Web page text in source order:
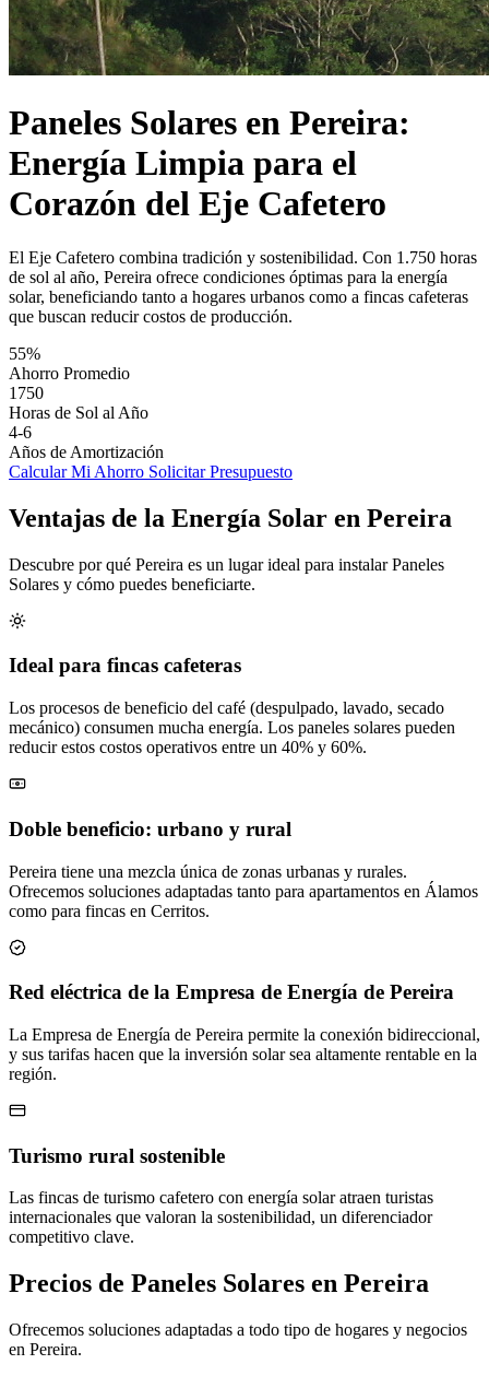
Paneles Solares en Pereira:
Energía Limpia para el
Corazón del Eje Cafetero
El Eje Cafetero combina tradición y sostenibilidad. Con 1.750 horas
de sol al año, Pereira ofrece condiciones óptimas para la energía
solar, beneficiando tanto a hogares urbanos como a fincas cafeteras
que buscan reducir costos de producción.
55%
Ahorro Promedio
1750
Horas de Sol al Año
4-6
Años de Amortización
Calcular Mi Ahorro Solicitar Presupuesto
Ventajas de la Energía Solar en Pereira
Descubre por qué Pereira es un lugar ideal para instalar Paneles
Solares y cómo puedes beneficiarte.
Ideal para fincas cafeteras
Los procesos de beneficio del café (despulpado, lavado, secado
mecánico) consumen mucha energía. Los paneles solares pueden
reducir estos costos operativos entre un 40% y 60%.
Doble beneficio: urbano y rural
Pereira tiene una mezcla única de zonas urbanas y rurales.
Ofrecemos soluciones adaptadas tanto para apartamentos en Álamos
como para fincas en Cerritos.
Red eléctrica de la Empresa de Energía de Pereira
La Empresa de Energía de Pereira permite la conexión bidireccional,
y sus tarifas hacen que la inversión solar sea altamente rentable en la
región.
Turismo rural sostenible
Las fincas de turismo cafetero con energía solar atraen turistas
internacionales que valoran la sostenibilidad, un diferenciador
competitivo clave.
Precios de Paneles Solares en Pereira
Ofrecemos soluciones adaptadas a todo tipo de hogares y negocios
en Pereira.